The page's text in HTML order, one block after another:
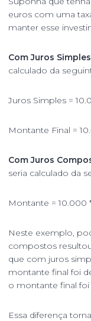
euros com uma
manter esse
Com Juros
calculado da
Juros Simples =
Montante Final =
Com Juros
seria calculado da
Montante = 10.000
Neste exemplo,
compostos
que com juros
montante final foi
o montante final foi
Essa diferença